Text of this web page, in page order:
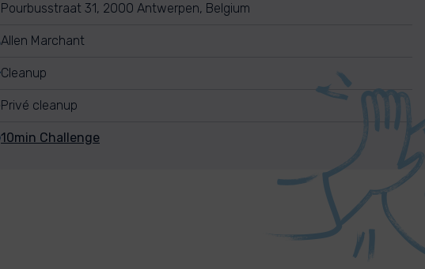
Pourbusstraat 31, 2000 Antwerpen, Belgium
Allen Marchant
Cleanup
Privé cleanup
10min Challenge